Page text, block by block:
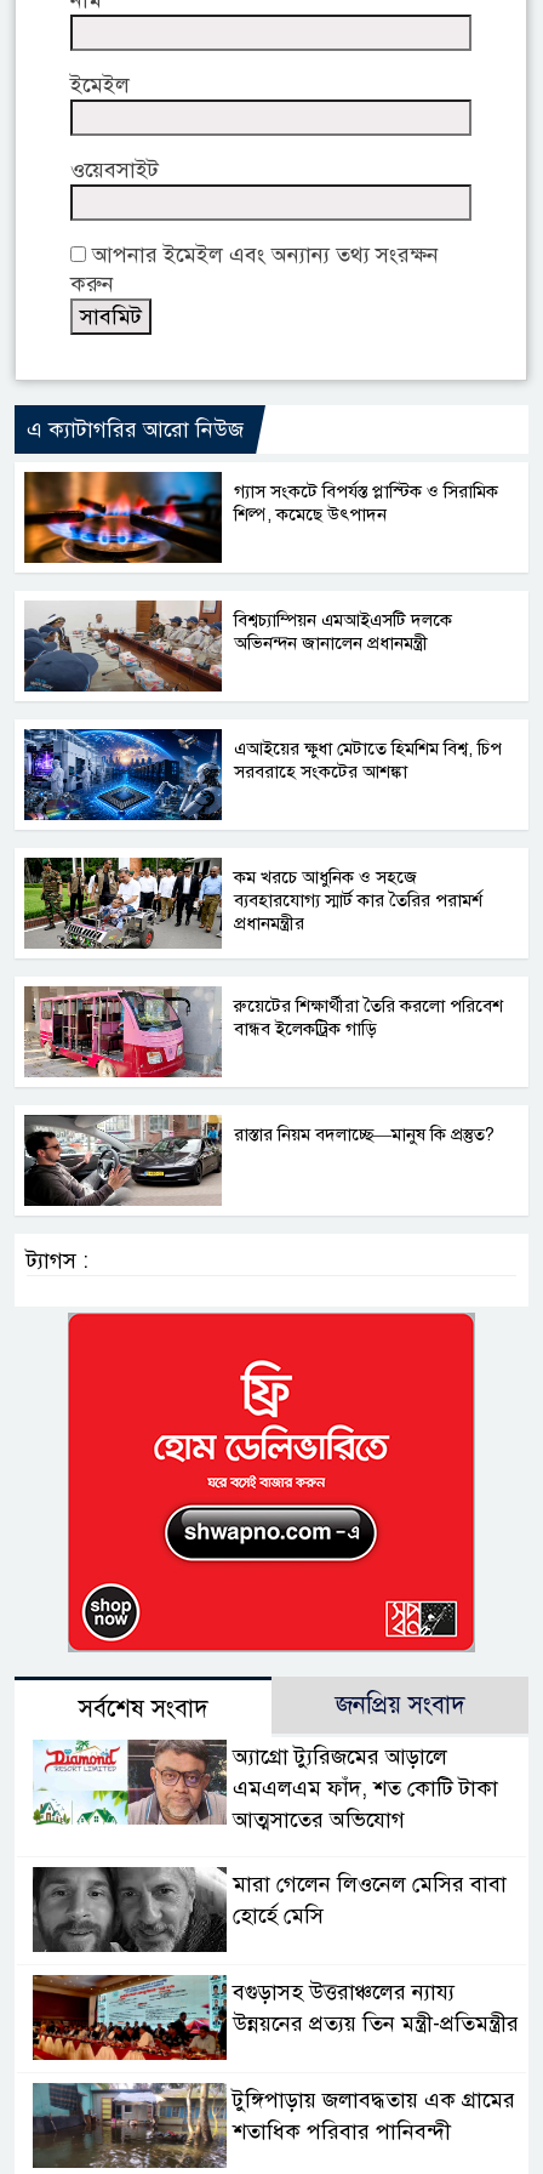
ইমেইল
ওয়েবসাইট
আপনার ইমেইল এবং অন্যান্য তথ্য সংরক্ষন
করুন
এ ক্যাটাগরির আরো নিউজ
গ্যাস সংকটে বিপর্যস্ত প্লাস্টিক ও সিরামিক
শিল্প, কমেছে উৎপাদন
বিশ্বচ্যাম্পিয়ন এমআইএসটি দলকে
অভিনন্দন জানালেন প্রধানমন্ত্রী
এআইয়ের ক্ষুধা মেটাতে হিমশিম বিশ্ব, চিপ
সরবরাহে সংকটের আশঙ্কা
কম খরচে আধুনিক ও সহজে
ব্যবহারযোগ্য স্মার্ট কার তৈরির পরামর্শ
প্রধানমন্ত্রীর
রুয়েটের শিক্ষার্থীরা তৈরি করলো পরিবেশ
বান্ধব ইলেকট্রিক গাড়ি
রাস্তার নিয়ম বদলাচ্ছে—মানুষ কি প্রস্তুত?
ট্যাগস :
সর্বশেষ সংবাদ জনপ্রিয় সংবাদ
অ্যাগ্রো ট্যুরিজমের আড়ালে
এমএলএম ফাঁদ, শত কোটি টাকা
আত্মসাতের অভিযোগ
মারা গেলেন লিওনেল মেসির বাবা
হোর্হে মেসি
বগুড়াসহ উত্তরাঞ্চলের ন্যায্য
উন্নয়নের প্রত্যয় তিন মন্ত্রী-প্রতিমন্ত্রীর
টুঙ্গিপাড়ায় জলাবদ্ধতায় এক গ্রামের
শতাধিক পরিবার পানিবন্দী